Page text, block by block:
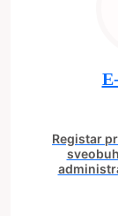
Registar